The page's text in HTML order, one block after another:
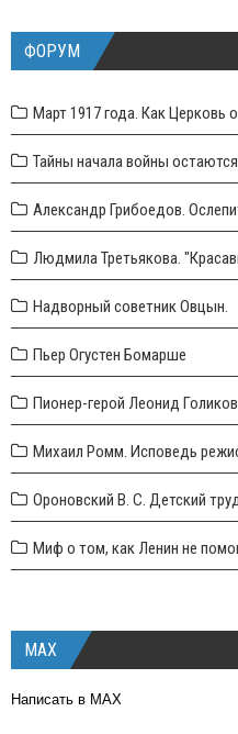
ФОРУМ
Март 1917 года. Как Церковь
Тайны начала войны
Александр Грибоедов.
Людмила Третьякова.
Надворный советник Овцын.
Пьер Огустен Бомарше
Пионер-герой Леонид
Михаил Ромм. Исповедь
Ороновский В. С. Детский
Миф о том, как Ленин не
MAX
Написать в MAX